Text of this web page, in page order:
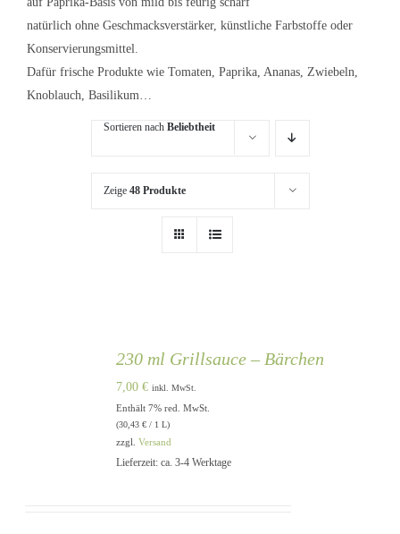
natürlich ohne Geschmacksverstärker, künstliche Farbstoffe oder
Konservierungsmittel.
Dafür frische Produkte wie Tomaten, Paprika, Ananas, Zwiebeln,
Knoblauch, Basilikum…
Sortieren nach Beliebtheit
Zeige 48 Produkte
230 ml Grillsauce – Bärchen
7,00€ inkl. MwSt.
Enthält 7% red. MwSt.
(30,43€ / 1 L)
zzgl.Versand
Lieferzeit: ca. 3-4 Werktage